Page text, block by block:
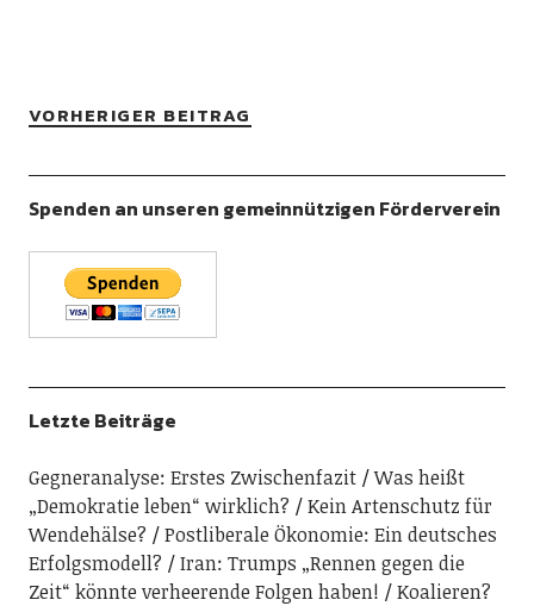
VORHERIGER BEITRAG
Spenden an unseren gemeinnützigen Förderverein
Letzte Beiträge
Gegneranalyse: Erstes Zwischenfazit
Was heißt
„Demokratie leben“ wirklich?
Kein Artenschutz für
Wendehälse?
Postliberale Ökonomie: Ein deutsches
Erfolgsmodell?
Iran: Trumps „Rennen gegen die
Zeit“ könnte verheerende Folgen haben!
Koalieren?